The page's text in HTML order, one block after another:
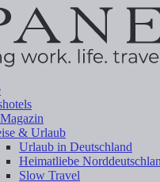
& Urlaub
Urlaub in Deutschland
Heimatliebe
Slow Travel